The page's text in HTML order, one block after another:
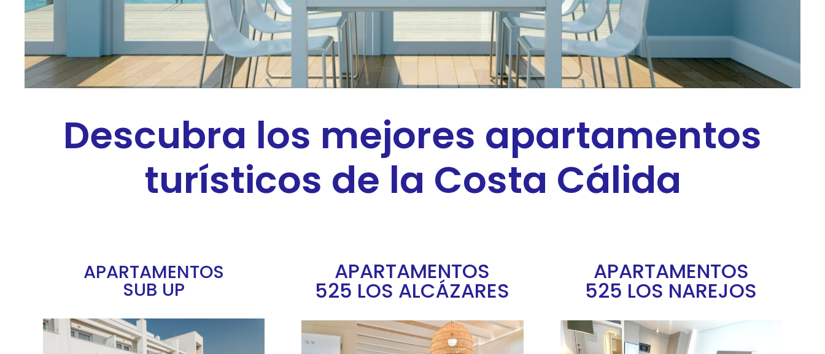
Descubra los mejores apartamentos
turísticos de la Costa Cálida
APARTAMENTOS
SUB UP
APARTAMENTOS
525 LOS ALCÁZARES
APARTAMENTOS
525 LOS NAREJOS